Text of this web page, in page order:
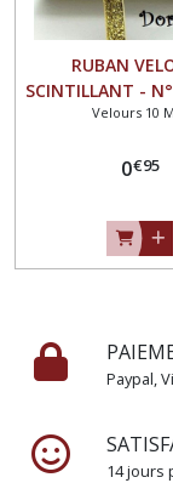
RUBAN
SCINTILLANT -
CLAIR ** 10 mm
au mètre
Velours 10
0€95
Paypal,
14 jours